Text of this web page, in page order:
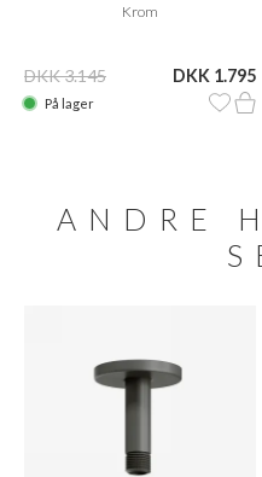
Krom
DKK 3.145 DKK 1.795
På lager
ANDRE